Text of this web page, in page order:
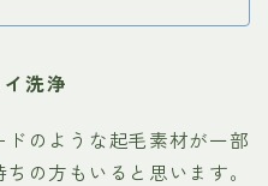
洗浄
のような起毛素材が一部
の方もいると思います。